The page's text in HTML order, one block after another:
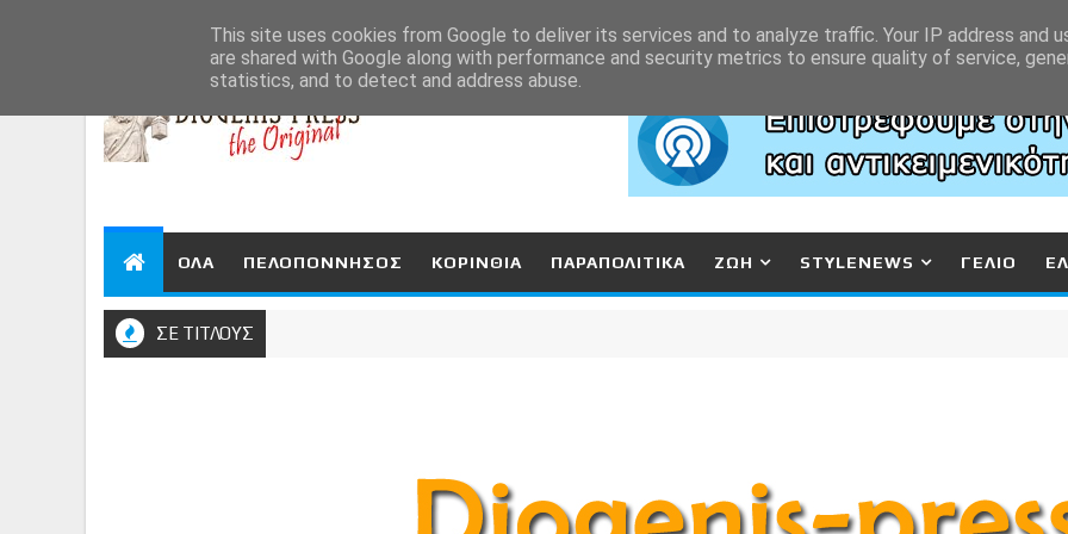
ΟΛΑ ΠΕΛΟΠΟΝΝΗΣΟΣ ΚΟΡΙΝΘΙΑ ΠΑΡΑΠΟΛΙΤΙΚΑ ΖΩΗ STYLENEWS ΓΕΛΙΟ
ΣΕ ΤΙΤΛΟΥΣ
This site uses cookies from Google to deliver its services and to analyze traffic. Your IP address and
are shared with Google along with performance and security metrics to ensure quality of service,
statistics, and to detect and address abuse.